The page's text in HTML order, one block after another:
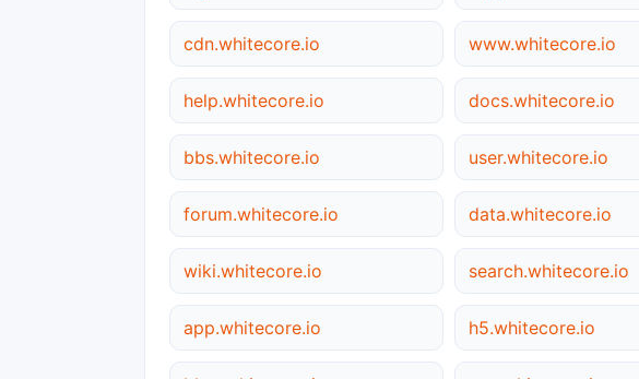
cdn.whitecore.io www.whitecore.io
help.whitecore.io docs.whitecore.io
bbs.whitecore.io user.whitecore.io
forum.whitecore.io data.whitecore.io
wiki.whitecore.io search.whitecore.io
app.whitecore.io h5.whitecore.io